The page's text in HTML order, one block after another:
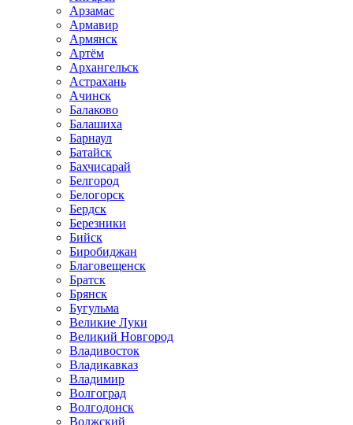
Арзамас
Армавир
Армянск
Артём
Архангельск
Астрахань
Ачинск
Балаково
Балашиха
Барнаул
Батайск
Бахчисарай
Белгород
Белогорск
Бердск
Березники
Бийск
Биробиджан
Благовещенск
Братск
Брянск
Бугульма
Великие Луки
Великий Новгород
Владивосток
Владикавказ
Владимир
Волгоград
Волгодонск
Волжский